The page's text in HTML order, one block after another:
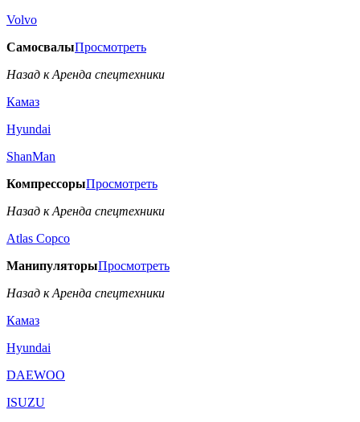
Volvo
СамосвалыПросмотреть
Назад к Аренда спецтехники
Камаз
Hyundai
ShanMan
КомпрессорыПросмотреть
Назад к Аренда спецтехники
Аtlas Copco
МанипуляторыПросмотреть
Назад к Аренда спецтехники
Камаз
Hyundai
DAEWOO
ISUZU